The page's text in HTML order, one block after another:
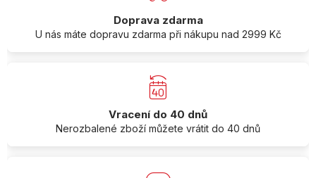
Doprava zdarma
U nás máte dopravu zdarma při nákupu nad 2999 Kč
Vracení do 40 dnů
Nerozbalené zboží můžete vrátit do 40 dnů